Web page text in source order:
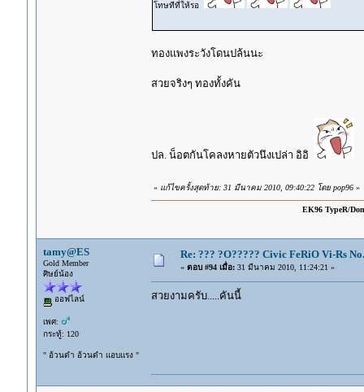
โทษทีที่ให้รอ
ทองแพงระวังโดนปล้นนะ
สวยจริงๆ ทองทั้งคัน
ปล. น็อตกันโคลงหายตัวนึงเปล่า อิอิ
« แก้ไขครั้งสุดท้าย: 31 มีนาคม 2010, 09:40:22 โดย pop96»
EK96 TypeR/
tamy@ES
Gold Member
ศิษย์น้อง
ออฟไลน์
เพศ:
กระทู้: 120
" อ้วนดำ อ้วนดำ แอบแรง "
Re: ??? ?O????? Civic FeRiO Vi-Rs
« ตอบ #94 เมื่อ:31 มีนาคม 2010, 11:24:21 »
สวยงามครับ.....คันนี้